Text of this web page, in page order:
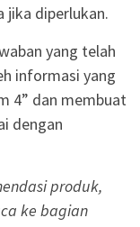
jika diperlukan.
yang telah
informasi yang
4” dan membuat
dengan
produk,
ke bagian